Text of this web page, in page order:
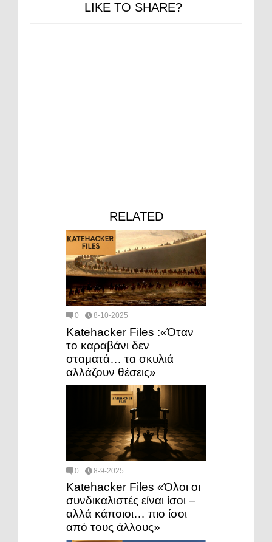
LIKE TO SHARE?
RELATED
0 8-10-2025
Katehacker Files :«Όταν
το καραβάνι δεν
σταματά… τα σκυλιά
αλλάζουν θέσεις»
0 8-9-2025
Katehacker Files «Όλοι οι
συνδικαλιστές είναι ίσοι –
αλλά κάποιοι… πιο ίσοι
από τους άλλους»